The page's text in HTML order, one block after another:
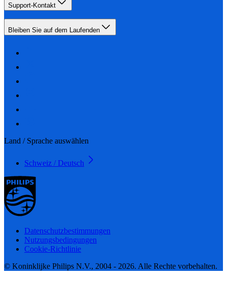
Support-Kontakt
Bleiben Sie auf dem Laufenden
Land / Sprache auswählen
Schweiz / Deutsch
Datenschutzbestimmungen
Nutzungsbedingungen
Cookie-Richtlinie
© Koninklijke Philips N.V., 2004 - 2026. Alle Rechte vorbehalten.